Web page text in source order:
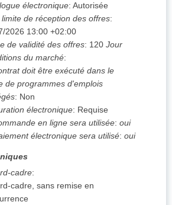
électronique: Autorisée
limite de réception des offres:
2026 13:00 +02:00
de validité des offres: 120 Jour
du marché:
doit être exécuté dans le
de programmes d'emplois
: Non
électronique: Requise
en ligne sera utilisée: oui
électronique sera utilisé: oui
cadre:
cadre, sans remise en